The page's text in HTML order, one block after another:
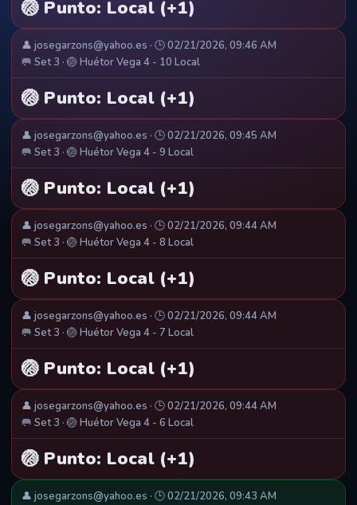
🏐 Punto: Local (+1)
👤 josegarzons@yahoo.es · 🕒 02/21/2026, 09:46 AM
🥅 Set 3 · 🏐 Huétor Vega 4 - 10 Local
🏐 Punto: Local (+1)
👤 josegarzons@yahoo.es · 🕒 02/21/2026, 09:45 AM
🥅 Set 3 · 🏐 Huétor Vega 4 - 9 Local
🏐 Punto: Local (+1)
👤 josegarzons@yahoo.es · 🕒 02/21/2026, 09:44 AM
🥅 Set 3 · 🏐 Huétor Vega 4 - 8 Local
🏐 Punto: Local (+1)
👤 josegarzons@yahoo.es · 🕒 02/21/2026, 09:44 AM
🥅 Set 3 · 🏐 Huétor Vega 4 - 7 Local
🏐 Punto: Local (+1)
👤 josegarzons@yahoo.es · 🕒 02/21/2026, 09:44 AM
🥅 Set 3 · 🏐 Huétor Vega 4 - 6 Local
🏐 Punto: Local (+1)
👤 josegarzons@yahoo.es · 🕒 02/21/2026, 09:43 AM